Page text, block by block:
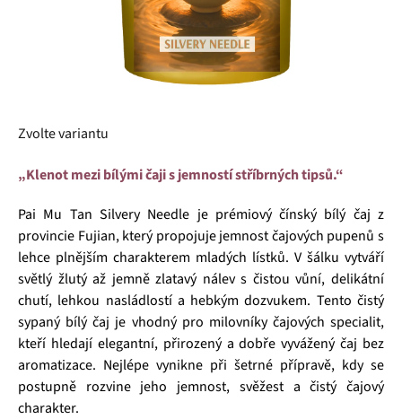
Zvolte variantu
„Klenot mezi bílými čaji s jemností stříbrných tipsů.“
Pai Mu Tan Silvery Needle je prémiový čínský bílý čaj z
provincie Fujian, který propojuje jemnost čajových pupenů s
lehce plnějším charakterem mladých lístků. V šálku vytváří
světlý žlutý až jemně zlatavý nálev s čistou vůní, delikátní
chutí, lehkou nasládlostí a hebkým dozvukem. Tento čistý
sypaný bílý čaj je vhodný pro milovníky čajových specialit,
kteří hledají elegantní, přirozený a dobře vyvážený čaj bez
aromatizace. Nejlépe vynikne při šetrné přípravě, kdy se
postupně rozvine jeho jemnost, svěžest a čistý čajový
charakter.